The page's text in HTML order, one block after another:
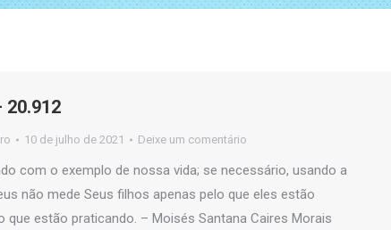
20.912
10 de julho de 2021 Deixe um comentário
com o exemplo de nossa vida; se necessário, usando a
não mede Seus filhos apenas pelo que eles estão
que estão praticando. – Moisés Santana Caires Morais